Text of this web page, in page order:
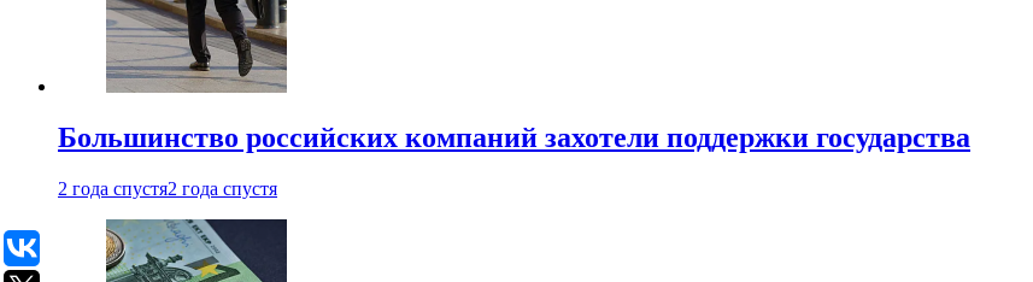
Большинство российских компаний захотели поддержки государства
2 года спустя2 года спустя